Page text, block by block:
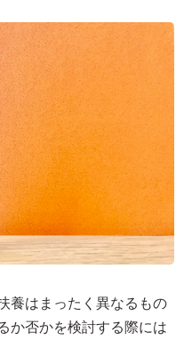
養はまったく異なるもの
か否かを検討する際には